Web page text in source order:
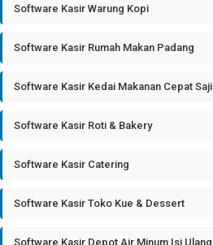
Software Kasir Warung Kopi
Software Kasir Rumah Makan Padang
Software Kasir Kedai Makanan Cepat Saji
Software Kasir Roti & Bakery
Software Kasir Catering
Software Kasir Toko Kue & Dessert
Software Kasir Depot Air Minum Isi Ulang